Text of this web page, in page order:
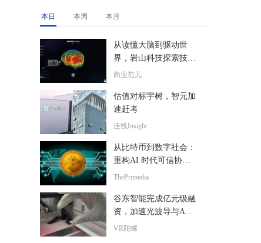
本日 本周 本月
从读懂大脑到驱动世
界，岩山科技探索技术
落地“最后一公里”
商业范儿
估值对标宇树，智元加
速赶考
连线Insight
从比特币到数字社会：
重构AI 时代可信协作
秩序
ThePrimedia
谷东智能完成亿元级融
资，加速光波导与AR
智能终端产业化
VR陀螺